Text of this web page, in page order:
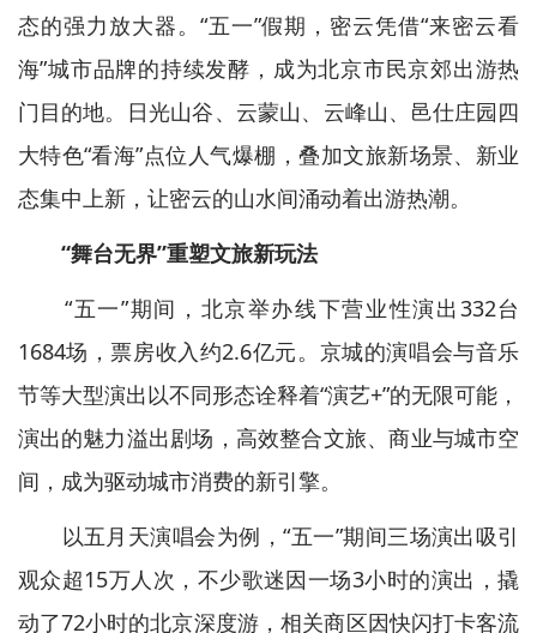
态的强力放大器。“五一”假期，密云凭借“来密云看
海”城市品牌的持续发酵，成为北京市民京郊出游热
门目的地。日光山谷、云蒙山、云峰山、邑仕庄园四
大特色“看海”点位人气爆棚，叠加文旅新场景、新业
态集中上新，让密云的山水间涌动着出游热潮。
“舞台无界”重塑文旅新玩法
“五一”期间，北京举办线下营业性演出332台
1684场，票房收入约2.6亿元。京城的演唱会与音乐
节等大型演出以不同形态诠释着“演艺+”的无限可能，
演出的魅力溢出剧场，高效整合文旅、商业与城市空
间，成为驱动城市消费的新引擎。
以五月天演唱会为例，“五一”期间三场演出吸引
观众超15万人次，不少歌迷因一场3小时的演出，撬
动了72小时的北京深度游，相关商区因快闪打卡客流